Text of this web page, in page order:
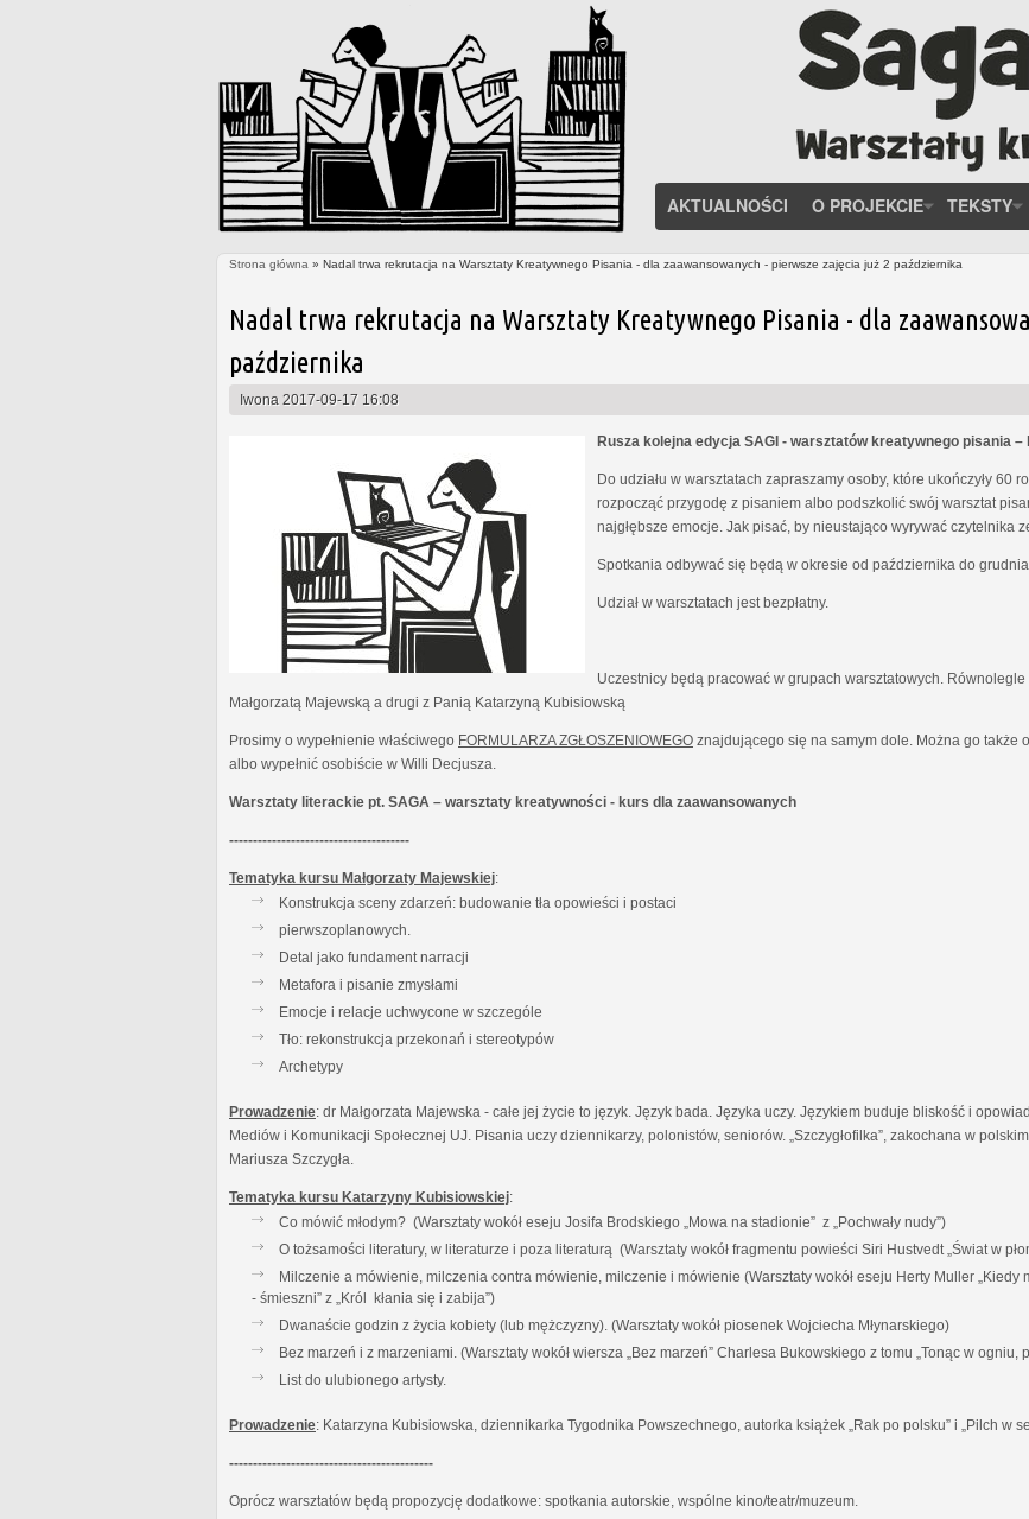
AKTUALNOŚCI O PROJEKCIE TEKSTY
Strona główna » Nadal trwa rekrutacja na Warsztaty Kreatywnego Pisania - dla zaawansowanych - pierwsze zajęcia już 2 października
Nadal trwa rekrutacja na Warsztaty Kreatywnego Pisania - dla
października
Iwona 2017-09-17 16:08
Rusza kolejna edycja SAGI - warsztatów kreatywnego pisania
Do udziału w warsztatach zapraszamy osoby, które ukończyły 60
rozpocząć przygodę z pisaniem albo podszkolić swój warsztat
najgłębsze emocje. Jak pisać, by nieustająco wyrywać czytelnika
Spotkania odbywać się będą w okresie od października do
Udział w warsztatach jest bezpłatny.
Uczestnicy będą pracować w grupach warsztatowych.
Małgorzatą Majewską a drugi z Panią Katarzyną Kubisiowską
Prosimy o wypełnienie właściwego FORMULARZA ZGŁOSZENIOWEGO znajdującego się na samym dole. Można go także
albo wypełnić osobiście w Willi Decjusza.
Warsztaty literackie pt. SAGA – warsztaty kreatywności - kurs dla zaawansowanych
--------------------------------------
Tematyka kursu Małgorzaty Majewskiej:
Konstrukcja sceny zdarzeń: budowanie tła opowieści i postaci
pierwszoplanowych.
Detal jako fundament narracji
Metafora i pisanie zmysłami
Emocje i relacje uchwycone w szczególe
Tło: rekonstrukcja przekonań i stereotypów
Archetypy
Prowadzenie: dr Małgorzata Majewska - całe jej życie to język. Język bada. Języka uczy. Językiem buduje bliskość i
Mediów i Komunikacji Społecznej UJ. Pisania uczy dziennikarzy, polonistów, seniorów. „Szczygłofilka”, zakochana w
Mariusza Szczygła.
Tematyka kursu Katarzyny Kubisiowskiej:
Co mówić młodym? (Warsztaty wokół eseju Josifa Brodskiego „Mowa na stadionie” z „Pochwały nudy”)
O tożsamości literatury, w literaturze i poza literaturą (Warsztaty wokół fragmentu powieści Siri Hustvedt „Świat w
Milczenie a mówienie, milczenia contra mówienie, milczenie i mówienie (Warsztaty wokół eseju Herty Muller
- śmieszni” z „Król kłania się i zabija”)
Dwanaście godzin z życia kobiety (lub mężczyzny). (Warsztaty wokół piosenek Wojciecha Młynarskiego)
Bez marzeń i z marzeniami. (Warsztaty wokół wiersza „Bez marzeń” Charlesa Bukowskiego z tomu „Tonąc w ogniu,
List do ulubionego artysty.
Prowadzenie: Katarzyna Kubisiowska, dziennikarka Tygodnika Powszechnego, autorka książek „Rak po polsku” i „Pilch w
-------------------------------------------
Oprócz warsztatów będą propozycję dodatkowe: spotkania autorskie, wspólne kino/teatr/muzeum.